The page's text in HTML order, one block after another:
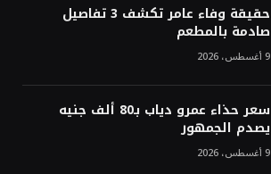
حقيقة وفاء عامر تكشف 3 تفاصيل
صادمة بالمطعم
9 أغسطس، 2026
سعر حذاء عمرو دياب بـ80 ألف جنيه
يصدم الجمهور
9 أغسطس، 2026